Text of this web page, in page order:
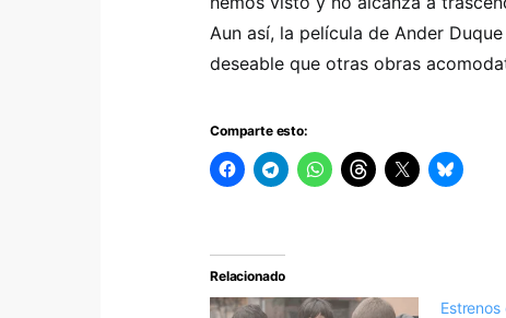
Aun así, la película de Ander
deseable que otras obras
Comparte esto:
Relacionado
Estrenos